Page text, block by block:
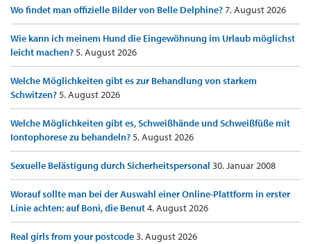
Wo findet man offizielle Bilder von Belle Delphine?7. August 2026
Wie kann ich meinem Hund die Eingewöhnung im Urlaub möglichst
leicht machen?5. August 2026
Welche Möglichkeiten gibt es zur Behandlung von starkem
Schwitzen?5. August 2026
Welche Möglichkeiten gibt es, Schweißhände und Schweißfüße mit
Iontophorese zu behandeln?5. August 2026
Sexuelle Belästigung durch Sicherheitspersonal 30. Januar 2008
Worauf sollte man bei der Auswahl einer Online-Plattform in erster
Linie achten: auf Boni, die Benut4. August 2026
Real girls from your postcode3. August 2026